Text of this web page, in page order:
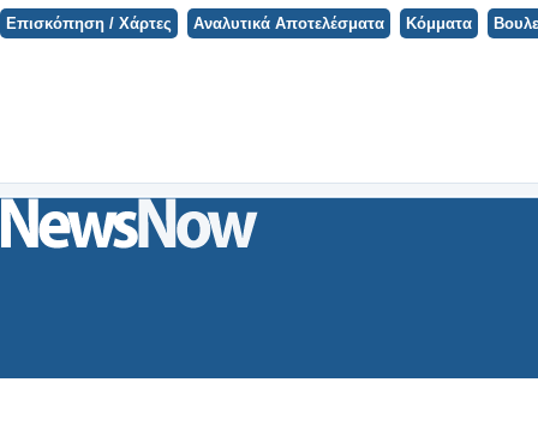
Φορτώνει ο Χάρτης...
Επισκόπηση / Χάρτες Αναλυτικά Αποτελέσματα Κόμματα